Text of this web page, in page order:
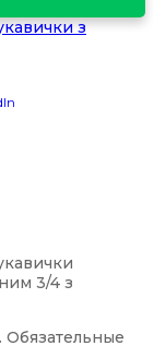
з
3/4 з
Обязательные